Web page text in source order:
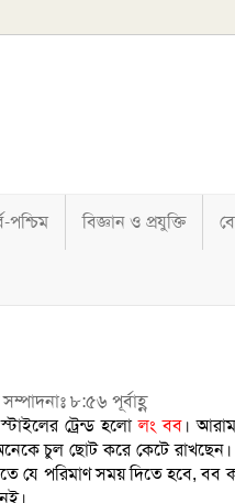
পশ্চিম বিজ্ঞান ও প্রযুক্তি
৮:৫৬ পূর্বাহ্ণ
ট্রেন্ড হলোলং বব।
চুল ছোট করে কেটে
যে পরিমাণ সময় দিতে হবে, বব